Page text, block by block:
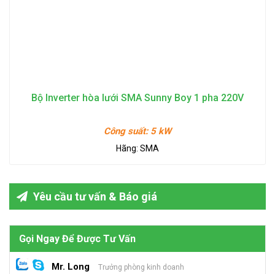
Bộ Inverter hòa lưới SMA Sunny Boy 1 pha 220V
Công suất: 5 kW
Hãng: SMA
Yêu cầu tư vấn & Báo giá
Gọi Ngay Để Được Tư Vấn
Mr. Long Trưởng phòng kinh doanh